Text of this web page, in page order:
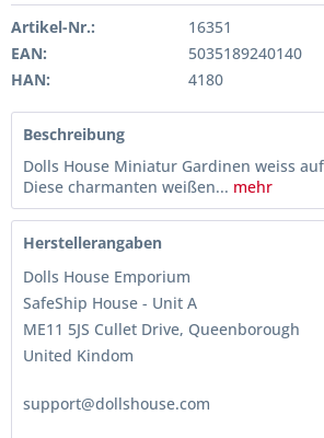
Artikel-Nr.:
16351
EAN:
5035189240140
HAN:
4180
Beschreibung
Dolls House Miniatur Gardinen weiss
Diese charmanten weißen... mehr
Herstellerangaben
Dolls House Emporium
SafeShip House - Unit A
ME11 5JS Cullet Drive, Queenborough
United Kindom
support@dollshouse.com